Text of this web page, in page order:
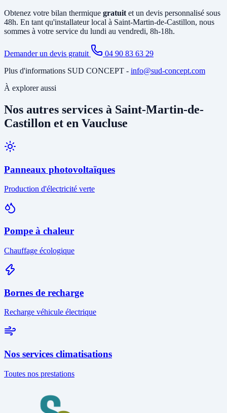
Obtenez votre bilan thermique gratuit et un devis personnalisé sous
48h. En tant qu'installateur local à Saint-Martin-de-Castillon, nous
sommes à votre service du lundi au vendredi, 8h-18h.
Demander un devis gratuit
04 90 83 63 29
Plus d'informations SUD CONCEPT - info@sud-concept.com
À explorer aussi
Nos autres services à Saint-Martin-de-
Castillon et en Vaucluse
Panneaux photovoltaïques
Production d'électricité verte
Pompe à chaleur
Chauffage écologique
Bornes de recharge
Recharge véhicule électrique
Nos services climatisations
Toutes nos prestations